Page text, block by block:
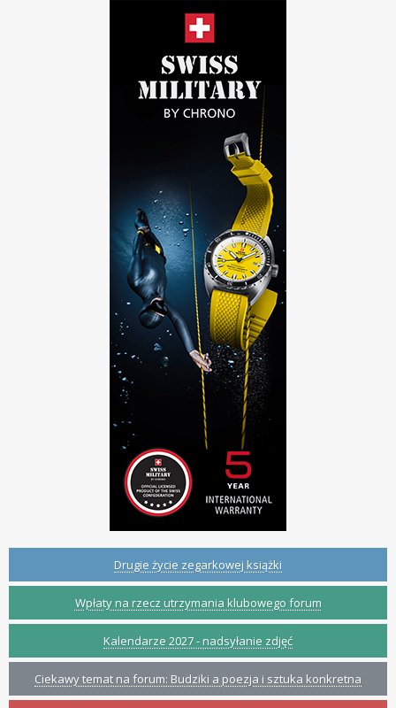
Drugie życie zegarkowej książki
Wpłaty na rzecz utrzymania klubowego forum
Kalendarze 2027 - nadsyłanie zdjęć
Ciekawy temat na forum: Budziki a poezja i sztuka konkretna